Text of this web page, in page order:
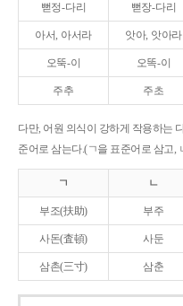
뻗정-다리 뻗장-다리
아서, 아서라 앗아, 앗아라
오뚝-이 오똑-이
주추 주초
다만, 어원 의식이 강하게 작용하는
준어로 삼는다.(ㄱ을 표준어로 삼고,
ㄱ ㄴ
부조(扶助) 부주
사돈(査頓) 사둔
삼촌(三寸) 삼춘